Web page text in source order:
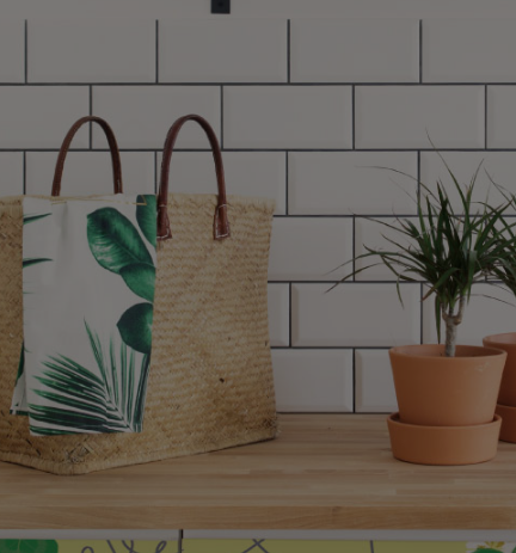
〈Blanche〉
壁紙
カラー壁紙
〈ヒューモ〉
カラヴィ
リメイクシート
ウォールステッカ
ー
リメイクシート
mini
DIYパーツ